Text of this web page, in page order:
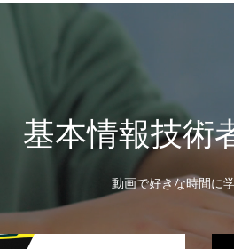
基本情報技術
動画で好きな時間に学